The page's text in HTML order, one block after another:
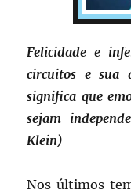
Felicidade e
circuitos e sua
significa que
sejam
Klein)
Nos últimos